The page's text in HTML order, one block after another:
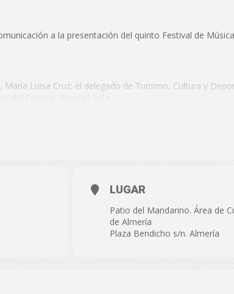
a la presentación del quinto Festival de
Luisa Cruz; el delegado de Turismo, Cultura y
LUGAR
Patio del Mandarino. Área de
de Almería
Plaza Bendicho s/n. Almería